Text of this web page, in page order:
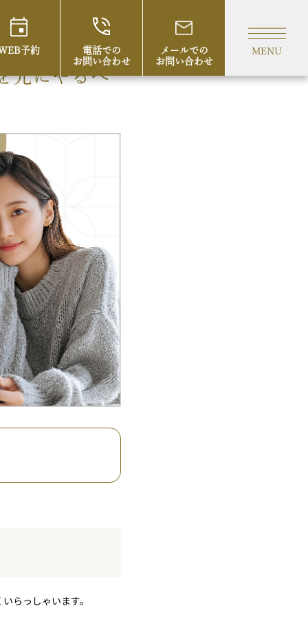
予約
電話での
お問い合わせ
メールでの
お問い合わせ
MENU
先にやるべ
らっしゃいます。